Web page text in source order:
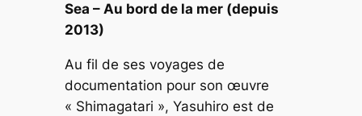
Sea – Au bord de la mer (depuis
2013)
Au fil de ses voyages de
documentation pour son œuvre
« Shimagatari », Yasuhiro est de